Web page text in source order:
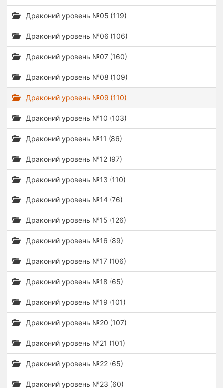
Драконий уровень №05 (119)
Драконий уровень №06 (106)
Драконий уровень №07 (160)
Драконий уровень №08 (109)
Драконий уровень №09 (110)
Драконий уровень №10 (103)
Драконий уровень №11 (86)
Драконий уровень №12 (97)
Драконий уровень №13 (110)
Драконий уровень №14 (76)
Драконий уровень №15 (126)
Драконий уровень №16 (89)
Драконий уровень №17 (106)
Драконий уровень №18 (65)
Драконий уровень №19 (101)
Драконий уровень №20 (107)
Драконий уровень №21 (101)
Драконий уровень №22 (65)
Драконий уровень №23 (60)